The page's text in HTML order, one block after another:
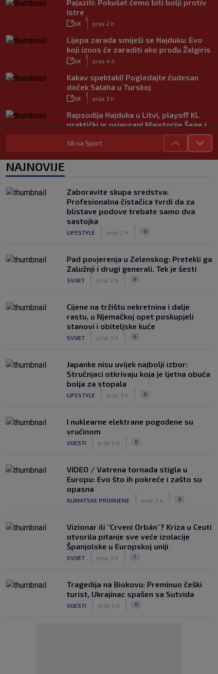
Pajaziti: Pokušat ćemo biti bolji protiv
Istre
SK prije 2 h
Lijepa zarada smiješi se Hajduku: Evo
koji iznos će zaraditi ako prođu Žalgiris
SK prije 4 h
Kakav spektakl! Pogledajte čudesan
doček Salaha u Turskoj
SK prije 3 h
Rapsodija Hajduka u Litvi, playoff KL
praktički je osiguran! Majstorije Šege i
SK
|
prije 8 h
Neočekivani problemi za Dinamo:
Rijeka u Finsku nosi minimalnu
prednost, bivši vratar Dinama spriječio
veću razliku
SK prije 4 h
Idi na Sport
NAJNOVIJE
Zaboravite skupa sredstva:
Profesionalna čistačica tvrdi da za
blistave podove trebate samo dva
sastojka
LIFESTYLE prije 2 h 0
Pad povjerenja u Zelenskog: Pretekli ga
Zalužnji i drugi generali. Tek je šesti
SVIJET prije 2 h 0
Cijene na tržištu nekretnina i dalje
rastu, u Njemačkoj opet poskupjeli
stanovi i obiteljske kuće
SVIJET prije 3 h 0
Japanke nisu uvijek najbolji izbor:
Stručnjaci otkrivaju koja je ljetna obuća
bolja za stopala
LIFESTYLE prije 3 h 0
I nuklearne elektrane pogođene su
vrućinom
VIJESTI prije 3 h 0
VIDEO / Vatrena tornada stigla u
Europu: Evo što ih pokreće i zašto su
opasna
KLIMATSKE PROMJENE prije 3 h 0
Vizionar ili "Crveni Orbán"? Kriza u Ceuti
otvorila pitanje sve veće izolacije
Španjolske u Europskoj uniji
SVIJET prije 3 h 1
Tragedija na Biokovu: Preminuo češki
turist, Ukrajinac spašen sa Sutvida
VIJESTI prije 3 h 0